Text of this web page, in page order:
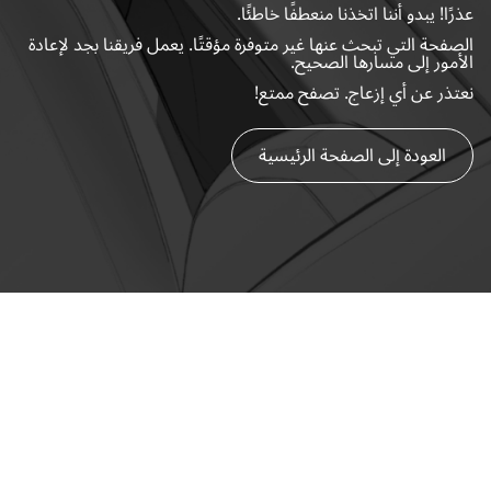
عذرًا! يبدو أننا اتخذنا منعطفًا خاطئًا.
الصفحة التي تبحث عنها غير متوفرة مؤقتًا. يعمل فريقنا بجد لإعادة
الأمور إلى مسارها الصحيح.
نعتذر عن أي إزعاج. تصفح ممتع!
العودة إلى الصفحة الرئيسية